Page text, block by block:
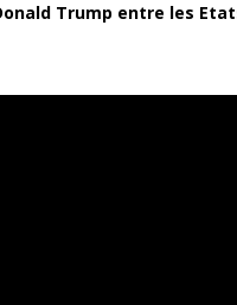
Trump entre les